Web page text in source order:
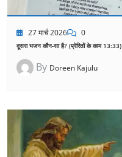
27 मार्च 2026 0
दूसरा भजन कौन-सा है? (प्रेरितों के काम 13:33)
By Doreen Kajulu